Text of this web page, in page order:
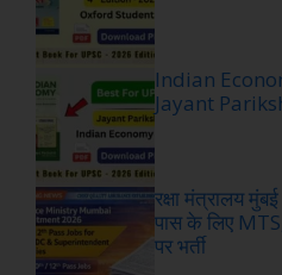
Indian
Jayant
रक्षा मंत्रालय
पास के लिए
पर भर्ती